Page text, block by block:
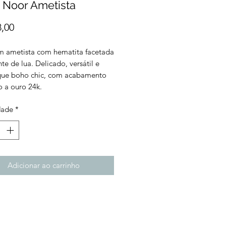
Noor Ametista
Preço
ametista com hematita facetada
de lua. Delicado, versátil e
boho chic, com acabamento
a ouro 24k.
*
Adicionar ao carrinho